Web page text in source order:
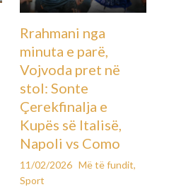
Rrahmani nga
minuta e parë,
Vojvoda pret në
stol: Sonte
Çerekfinalja e
Kupës së Italisë,
Napoli vs Como
11/02/2026 Më të fundit,
Sport